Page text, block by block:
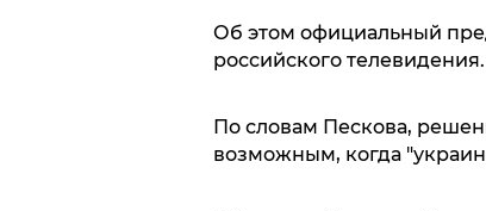
Об этом официальный
российского телевидения.
По словам Пескова,
возможным, когда